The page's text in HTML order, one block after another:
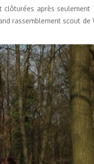
après seulement
rassemblement scout de